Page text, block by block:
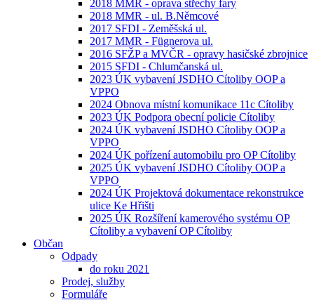
2018 MMR - oprava střechy fary
2018 MMR - ul. B.Němcové
2017 SFDI - Zeměšská ul.
2017 MMR - Fügnerova ul.
2016 SFŽP a MVČR - opravy hasičské zbrojnice
2015 SFDI - Chlumčanská ul.
2023 ÚK vybavení JSDHO Cítoliby OOP a
VPPO
2024 Obnova místní komunikace 11c Cítoliby
2023 ÚK Podpora obecní policie Cítoliby
2024 ÚK vybavení JSDHO Cítoliby OOP a
VPPO
2024 ÚK pořízení automobilu pro OP Cítoliby
2025 ÚK vybavení JSDHO Cítoliby OOP a
VPPO
2024 ÚK Projektová dokumentace rekonstrukce
ulice Ke Hřišti
2025 ÚK Rozšíření kamerového systému OP
Cítoliby a vybavení OP Cítoliby
Občan
Odpady
do roku 2021
Prodej, služby
Formuláře